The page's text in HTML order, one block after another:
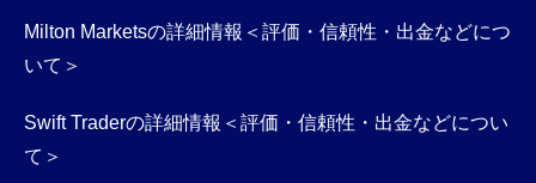
Milton Marketsの詳細情報＜評価・信頼性・出金などにつ
いて＞
Swift Traderの詳細情報＜評価・信頼性・出金などについ
て＞